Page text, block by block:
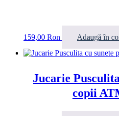
159,00 Ron Adaugă în
Jucarie
copii